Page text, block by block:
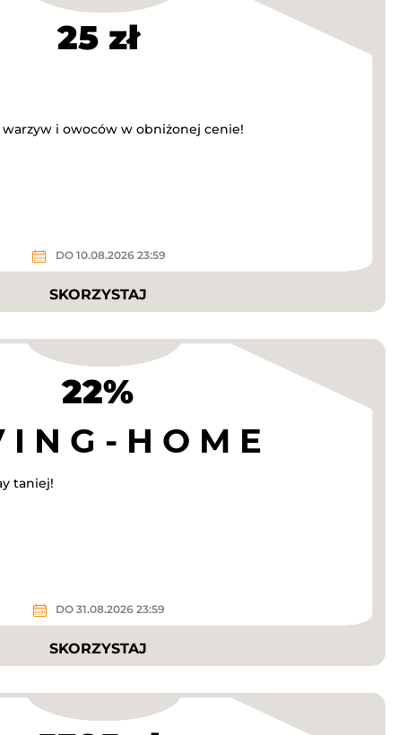
25 zł
i owoców w obniżonej cenie!
DO 10.08.2026 23:59
SKORZYSTAJ
22%
taniej!
DO 31.08.2026 23:59
SKORZYSTAJ